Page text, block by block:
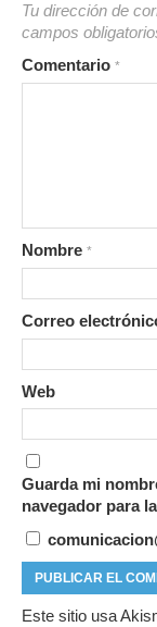
Tu dirección de
campos
Comentario *
Nombre *
Correo
Web
Guarda mi
navegador para
Este sitio usa